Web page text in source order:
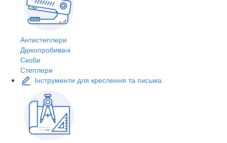
Антистеплери
Діркопробивачі
Скоби
Степлери
Інструменти для креслення та письма